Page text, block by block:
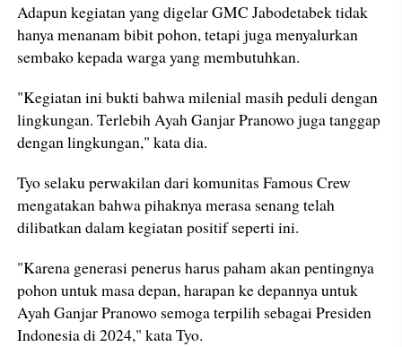
Adapun kegiatan yang digelar GMC Jabodetabek tidak
hanya menanam bibit pohon, tetapi juga menyalurkan
sembako kepada warga yang membutuhkan.
"Kegiatan ini bukti bahwa milenial masih peduli dengan
lingkungan. Terlebih Ayah Ganjar Pranowo juga tanggap
dengan lingkungan," kata dia.
Tyo selaku perwakilan dari komunitas Famous Crew
mengatakan bahwa pihaknya merasa senang telah
dilibatkan dalam kegiatan positif seperti ini.
"Karena generasi penerus harus paham akan pentingnya
pohon untuk masa depan, harapan ke depannya untuk
Ayah Ganjar Pranowo semoga terpilih sebagai Presiden
Indonesia di 2024," kata Tyo.